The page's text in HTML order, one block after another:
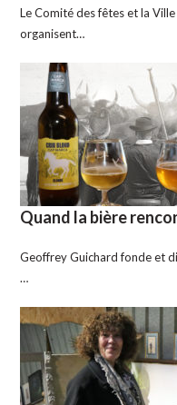
Le Comité des fêtes et la
organisent…
Quand la bière
Geoffrey Guichard fonde et
…